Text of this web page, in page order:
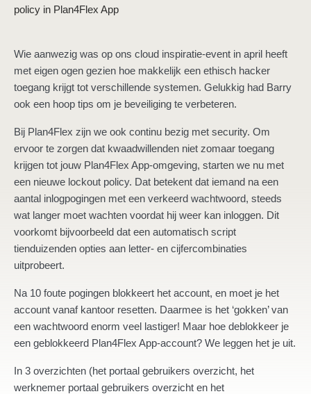
policy in Plan4Flex App
Wie aanwezig was op ons cloud inspiratie-event in april heeft
met eigen ogen gezien hoe makkelijk een ethisch hacker
toegang krijgt tot verschillende systemen. Gelukkig had Barry
ook een hoop tips om je beveiliging te verbeteren.
Bij Plan4Flex zijn we ook continu bezig met security. Om
ervoor te zorgen dat kwaadwillenden niet zomaar toegang
krijgen tot jouw Plan4Flex App-omgeving, starten we nu met
een nieuwe lockout policy. Dat betekent dat iemand na een
aantal inlogpogingen met een verkeerd wachtwoord, steeds
wat langer moet wachten voordat hij weer kan inloggen. Dit
voorkomt bijvoorbeeld dat een automatisch script
tienduizenden opties aan letter- en cijfercombinaties
uitprobeert.
Na 10 foute pogingen blokkeert het account, en moet je het
account vanaf kantoor resetten. Daarmee is het ‘gokken’ van
een wachtwoord enorm veel lastiger! Maar hoe deblokkeer je
een geblokkeerd Plan4Flex App-account? We leggen het je uit.
In 3 overzichten (het portaal gebruikers overzicht, het
werknemer portaal gebruikers overzicht en het